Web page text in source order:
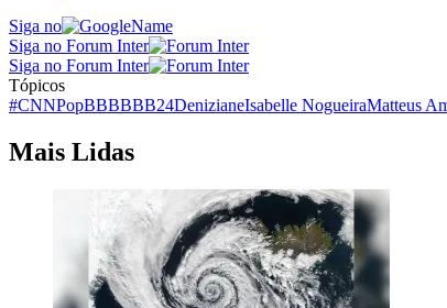
Siga no
Siga no Forum Inter
Siga no Forum Inter
Tópicos
#CNNPopBBBBBB24DenizianeIsabelle NogueiraMatteus
Mais Lidas